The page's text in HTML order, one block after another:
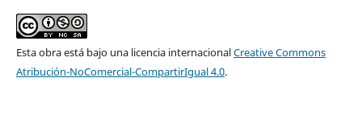
Esta obra está bajo una licencia internacionalCreative Commons
Atribución-NoComercial-CompartirIgual 4.0.